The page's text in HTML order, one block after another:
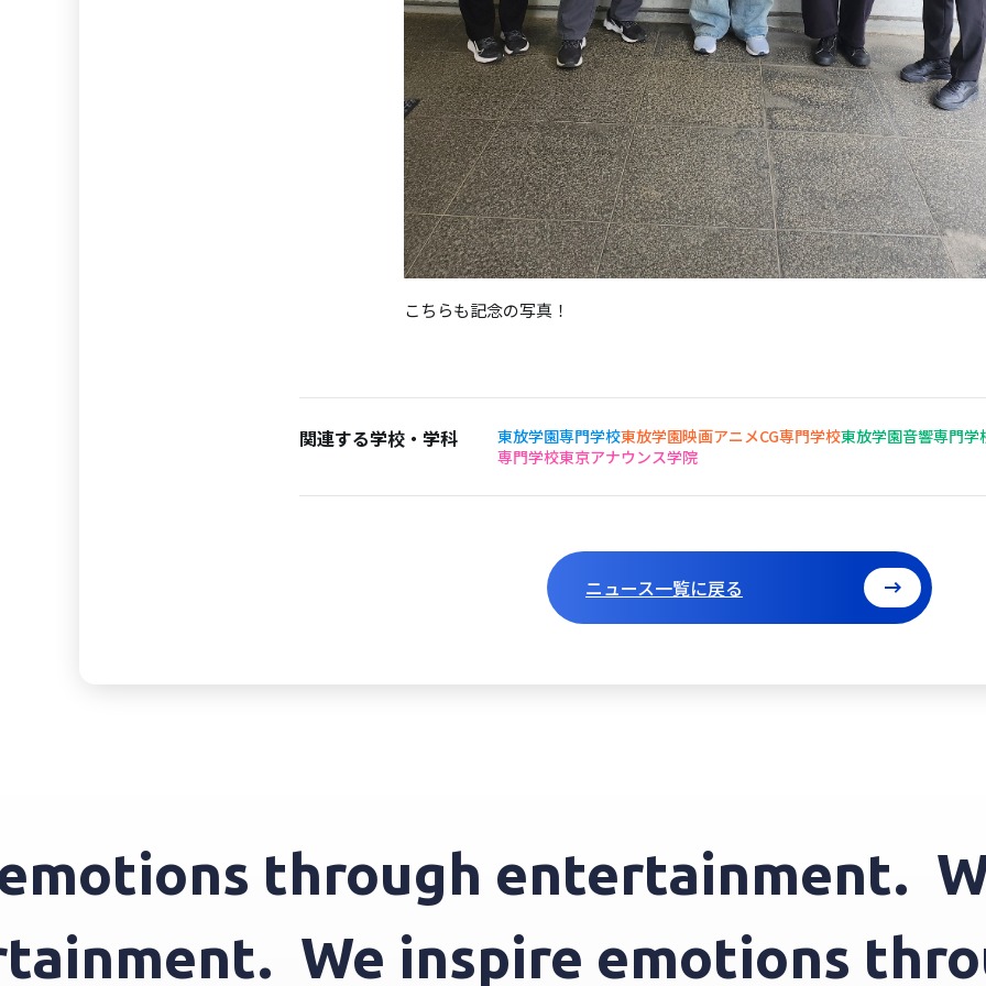
こちらも記念の写真！
関連する学校・学科 東放学園専門学校東放学園映画アニメCG専門学校東放学園音響専門学
専門学校東京アナウンス学院
ニュース一覧に戻る
through entertainment. We
We inspire